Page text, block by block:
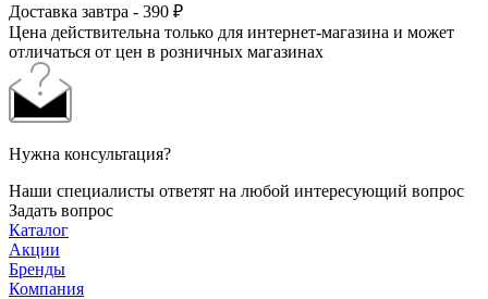
Доставка завтра - 390 ₽
Цена действительна только для интернет-магазина и может
отличаться от цен в розничных магазинах
Нужна консультация?
Наши специалисты ответят на любой интересующий вопрос
Задать вопрос
Каталог
Акции
Бренды
Компания